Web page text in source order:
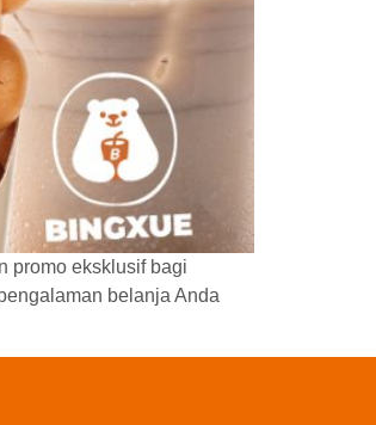
promo eksklusif bagi
belanja Anda